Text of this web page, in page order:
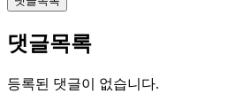
댓글목록
등록된 댓글이 없습니다.